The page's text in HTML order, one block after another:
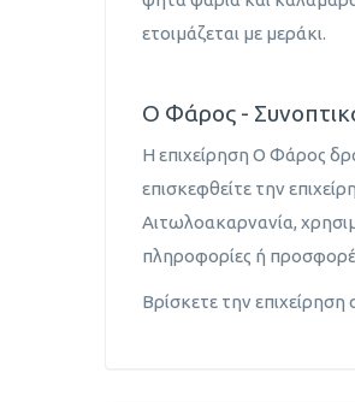
ετοιμάζεται με μεράκι.
Ο Φάρος -
Η επιχείρηση Ο Φάρος
επισκεφθείτε την
Αιτωλοακαρνανία,
πληροφορίες ή
Βρίσκετε την